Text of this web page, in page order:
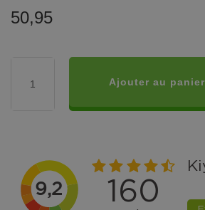
50,95
Ajouter au panier